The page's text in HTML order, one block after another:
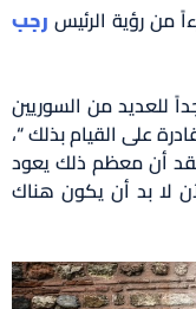
من رؤية الرئيس رجب
للعديد من السوريين
على القيام بذلك “،
أن معظم ذلك يعود
لا بد أن يكون هناك